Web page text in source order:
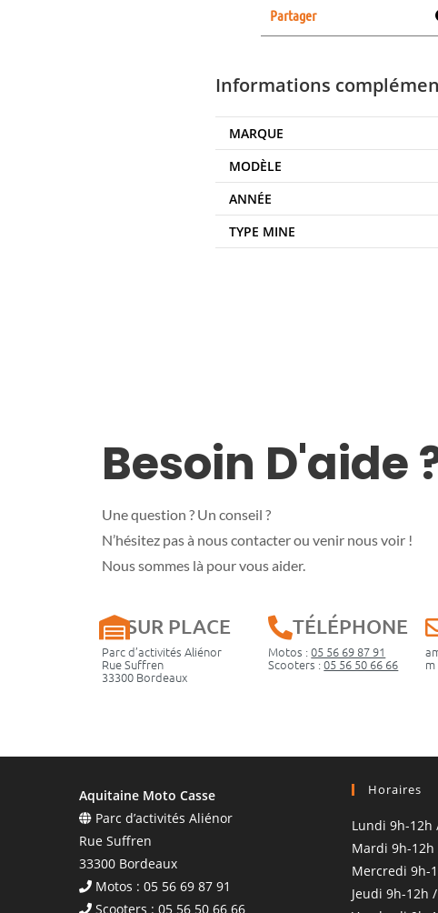
Partager
Informations
MARQUE
MODÈLE
ANNÉE
TYPE MINE
Besoin D'aide
Une question ? Un conseil ?
N’hésitez pas à nous contacter ou venir nous voir !
Nous sommes là pour vous aider.
SUR PLACE
Parc d’activités Aliénor
Rue Suffren
33300 Bordeaux
TÉLÉPHONE
Motos :05 56 69 87 91
Scooters :05 56 50 66 66 m
Aquitaine Moto Casse
Parc d’activités Aliénor
Rue Suffren
33300 Bordeaux
Motos : 05 56 69 87 91
Scooters : 05 56 50 66 66
Horaires
Lundi 9h-12h
Mardi 9h-12h
Mercredi 9h-
Jeudi 9h-12h